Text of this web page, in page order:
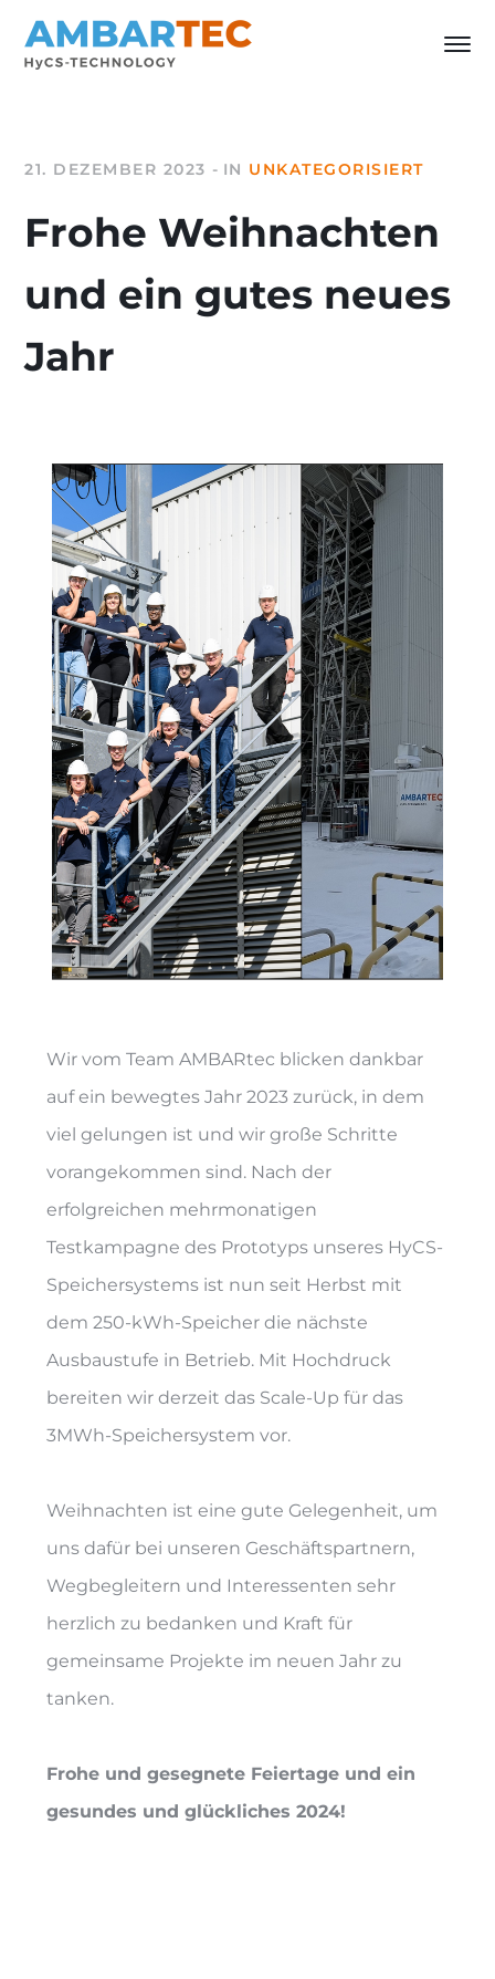
21. DEZEMBER 2023 IN UNKATEGORISIERT
Frohe Weihnachten
und ein gutes neues
Jahr
Wir vom Team AMBARtec blicken dankbar
auf ein bewegtes Jahr 2023 zurück, in dem
viel gelungen ist und wir große Schritte
vorangekommen sind. Nach der
erfolgreichen mehrmonatigen
Testkampagne des Prototyps unseres HyCS-
Speichersystems ist nun seit Herbst mit
dem 250-kWh-Speicher die nächste
Ausbaustufe in Betrieb. Mit Hochdruck
bereiten wir derzeit das Scale-Up für das
3MWh-Speichersystem vor.
Weihnachten ist eine gute Gelegenheit, um
uns dafür bei unseren Geschäftspartnern,
Wegbegleitern und Interessenten sehr
herzlich zu bedanken und Kraft für
gemeinsame Projekte im neuen Jahr zu
tanken.
Frohe und gesegnete Feiertage und ein
gesundes und glückliches 2024!